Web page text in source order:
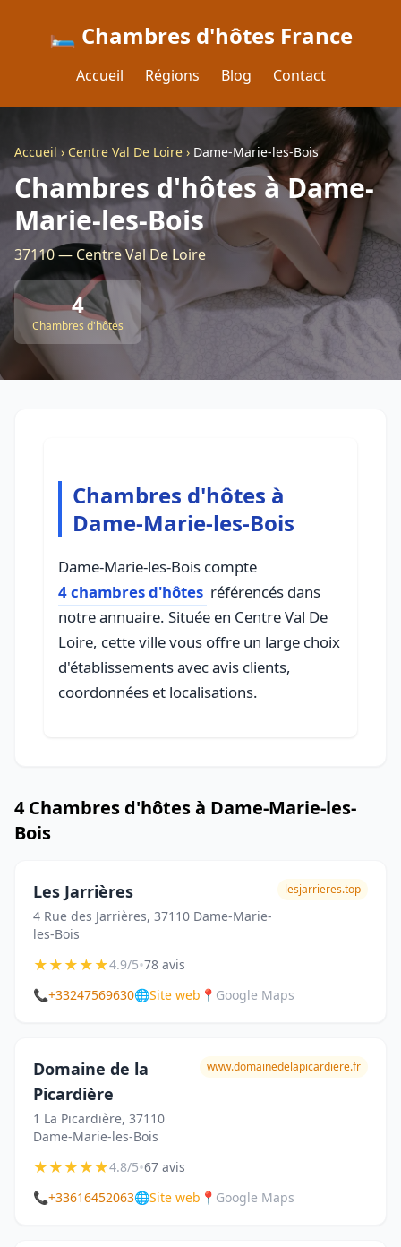
🛏️ Chambres d'hôtes France
Accueil Régions Blog Contact
Accueil › Centre Val De Loire › Dame-Marie-les-Bois
Chambres d'hôtes à Dame-
Marie-les-Bois
37110 — Centre Val De Loire
4
Chambres d'hôtes
Chambres d'hôtes à
Dame-Marie-les-Bois
Dame-Marie-les-Bois compte
4 chambres d'hôtes référencés dans
notre annuaire. Située en Centre Val De
Loire, cette ville vous offre un large choix
d'établissements avec avis clients,
coordonnées et localisations.
4 Chambres d'hôtes à Dame-Marie-les-
Bois
Les Jarrières
4 Rue des Jarrières, 37110 Dame-Marie-
les-Bois
lesjarrieres.top
★★★★★4.9/5•78 avis
📞+33247569630🌐Site web 📍 Google Maps
Domaine de la
Picardière
1 La Picardière, 37110
Dame-Marie-les-Bois
www.domainedelapicardiere.fr
★★★★★4.8/5•67 avis
📞+33616452063🌐Site web 📍 Google Maps